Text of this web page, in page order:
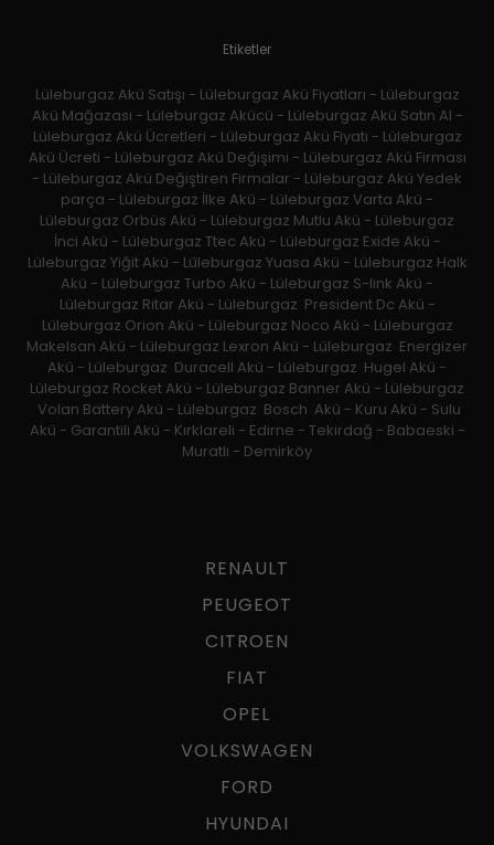
Etiketler
Lüleburgaz Akü Satışı - Lüleburgaz Akü Fiyatları - Lüleburgaz
Akü Mağazası - Lüleburgaz Akücü - Lüleburgaz Akü Satın Al -
Lüleburgaz Akü Ücretleri - Lüleburgaz Akü Fiyatı - Lüleburgaz
Akü Ücreti - Lüleburgaz Akü Değişimi - Lüleburgaz Akü Firması
- Lüleburgaz Akü Değiştiren Firmalar - Lüleburgaz Akü Yedek
parça - Lüleburgaz İlke Akü - Lüleburgaz Varta Akü -
Lüleburgaz Orbüs Akü - Lüleburgaz Mutlu Akü - Lüleburgaz
İnci Akü - Lüleburgaz Ttec Akü - Lüleburgaz Exide Akü -
Lüleburgaz Yiğit Akü - Lüleburgaz Yuasa Akü - Lüleburgaz Halk
Akü - Lüleburgaz Turbo Akü - Lüleburgaz S-link Akü -
Lüleburgaz Ritar Akü - Lüleburgaz President Dc Akü -
Lüleburgaz Orion Akü - Lüleburgaz Noco Akü - Lüleburgaz
Makelsan Akü - Lüleburgaz Lexron Akü - Lüleburgaz Energizer
Akü - Lüleburgaz Duracell Akü - Lüleburgaz Hugel Akü -
Lüleburgaz Rocket Akü - Lüleburgaz Banner Akü - Lüleburgaz
Volan Battery Akü - Lüleburgaz Bosch Akü - Kuru Akü - Sulu
Akü - Garantili Akü - Kırklareli - Edirne - Tekirdağ - Babaeski -
Muratlı - Demirköy
RENAULT
PEUGEOT
CITROEN
FIAT
OPEL
VOLKSWAGEN
FORD
HYUNDAI